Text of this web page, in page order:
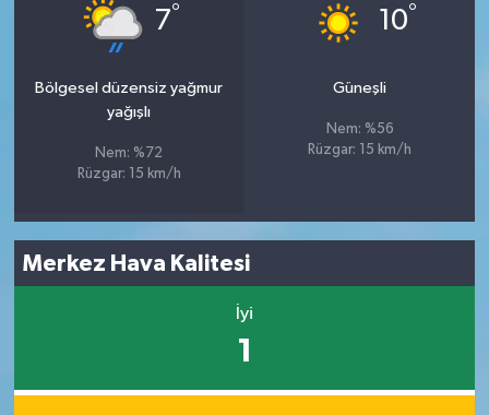
7°
Bölgesel düzensiz yağmur
yağışlı
Nem: %72
Rüzgar: 15 km/h
10°
Güneşli
Nem: %56
Rüzgar: 15 km/h
Merkez Hava Kalitesi
İyi
1